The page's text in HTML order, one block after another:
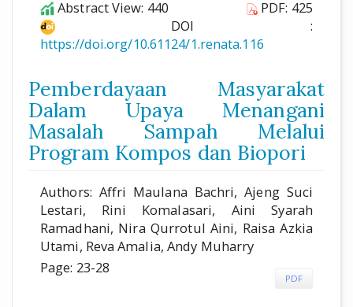
Abstract View: 440
PDF: 425
DOI :
https://doi.org/10.61124/1.renata.116
Pemberdayaan Masyarakat
Dalam Upaya Menangani
Masalah Sampah Melalui
Program Kompos dan Biopori
Authors: Affri Maulana Bachri, Ajeng Suci
Lestari, Rini Komalasari, Aini Syarah
Ramadhani, Nira Qurrotul Aini, Raisa Azkia
Utami, Reva Amalia, Andy Muharry
Page: 23-28
PDF